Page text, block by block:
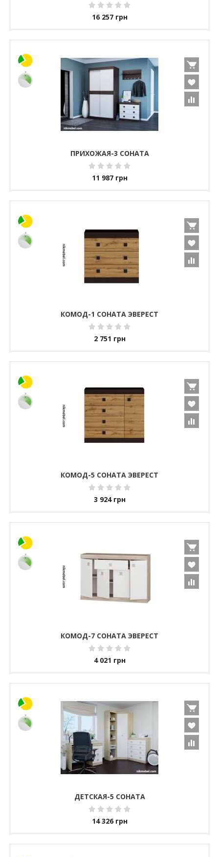
16 257 грн
ПРИХОЖАЯ-3 СОНАТА
11 987 грн
КОМОД-1 СОНАТА ЭВЕРЕСТ
2 751 грн
КОМОД-5 СОНАТА ЭВЕРЕСТ
3 924 грн
КОМОД-7 СОНАТА ЭВЕРЕСТ
4 021 грн
ДЕТСКАЯ-5 СОНАТА
14 326 грн